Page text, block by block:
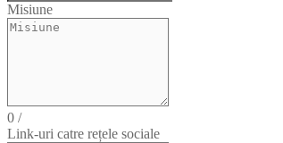
Misiune
0 /
Link-uri catre rețele sociale